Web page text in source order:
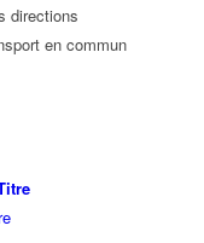
directions
en commun